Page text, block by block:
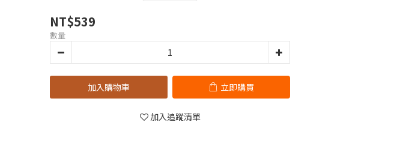
NT$539
數量
加入購物車 立即購買
加入追蹤清單